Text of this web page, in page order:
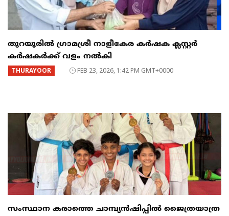
തുറയൂരിൽ ഗ്രാമശ്രീ നാളീകേര കർഷക ക്ലസ്റ്റർ
കർഷകർക്ക് വളം നൽകി
THURAYOOR FEB 23, 2026, 1:42 PM GMT+0000
സംസ്ഥാന കരാത്തെ ചാമ്പ്യൻഷിപ്പിൽ ജൈത്രയാത്ര